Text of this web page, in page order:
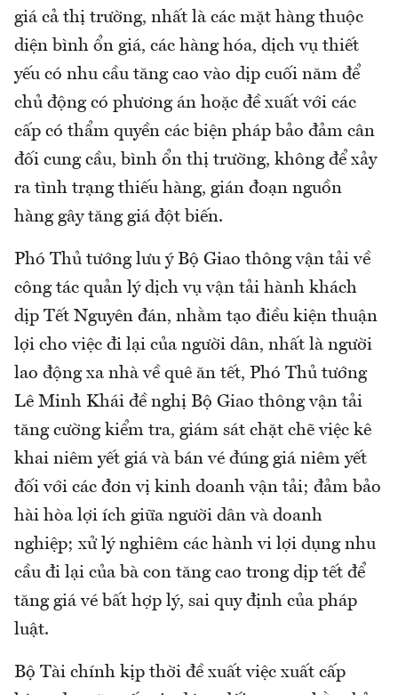
giá cả thị trường, nhất là các mặt hàng thuộc
diện bình ổn giá, các hàng hóa, dịch vụ thiết
yếu có nhu cầu tăng cao vào dịp cuối năm để
chủ động có phương án hoặc đề xuất với các
cấp có thẩm quyền các biện pháp bảo đảm cân
đối cung cầu, bình ổn thị trường, không để xảy
ra tình trạng thiếu hàng, gián đoạn nguồn
hàng gây tăng giá đột biến.
Phó Thủ tướng lưu ý Bộ Giao thông vận tải về
công tác quản lý dịch vụ vận tải hành khách
dịp Tết Nguyên đán, nhằm tạo điều kiện thuận
lợi cho việc đi lại của người dân, nhất là người
lao động xa nhà về quê ăn tết, Phó Thủ tướng
Lê Minh Khái đề nghị Bộ Giao thông vận tải
tăng cường kiểm tra, giám sát chặt chẽ việc kê
khai niêm yết giá và bán vé đúng giá niêm yết
đối với các đơn vị kinh doanh vận tải; đảm bảo
hài hòa lợi ích giữa người dân và doanh
nghiệp; xử lý nghiêm các hành vi lợi dụng nhu
cầu đi lại của bà con tăng cao trong dịp tết để
tăng giá vé bất hợp lý, sai quy định của pháp
luật.
Bộ Tài chính kịp thời đề xuất việc xuất cấp